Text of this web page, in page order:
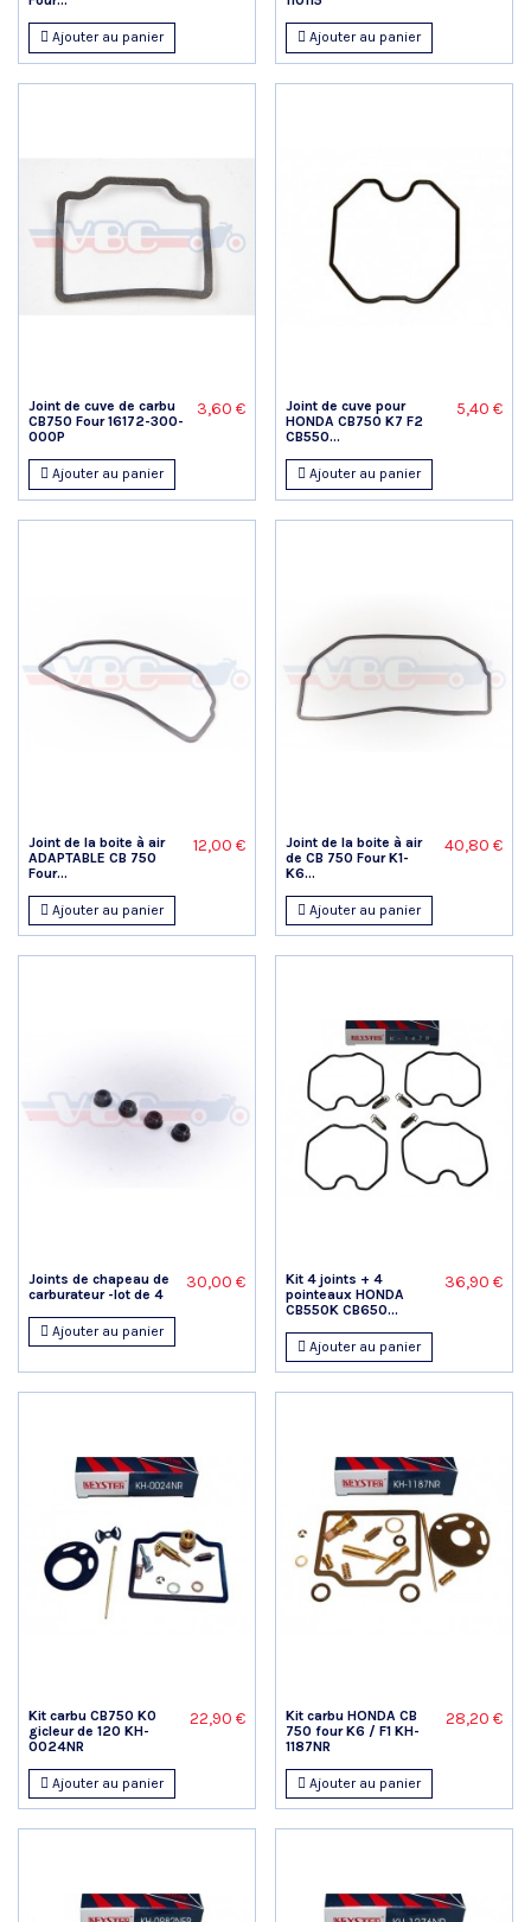
Ajouter au panier Ajouter au panier
Joint de cuve de carbu
CB750 Four 16172-300-
000P
3,60 €
Ajouter au panier
Joint de cuve pour
HONDA CB750 K7 F2
CB550...
5,40 €
Ajouter au panier
Joint de la boite à air
ADAPTABLE CB 750
Four...
12,00 €
Ajouter au panier
Joint de la boite à air
de CB 750 Four K1-
K6...
40,80 €
Ajouter au panier
Joints de chapeau de
carburateur -lot de 4
30,00 €
Ajouter au panier
Kit 4 joints + 4
pointeaux HONDA
CB550K CB650...
36,90 €
Ajouter au panier
Kit carbu CB750 K0
gicleur de 120 KH-
0024NR
22,90 €
Ajouter au panier
Kit carbu HONDA CB
750 four K6 / F1 KH-
1187NR
28,20 €
Ajouter au panier